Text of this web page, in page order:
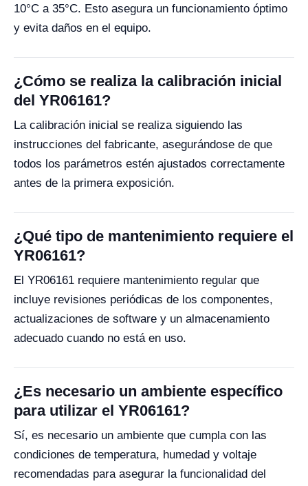
10°C a 35°C. Esto asegura un funcionamiento óptimo
y evita daños en el equipo.
¿Cómo se realiza la calibración inicial
del YR06161?
La calibración inicial se realiza siguiendo las
instrucciones del fabricante, asegurándose de que
todos los parámetros estén ajustados correctamente
antes de la primera exposición.
¿Qué tipo de mantenimiento requiere el
YR06161?
El YR06161 requiere mantenimiento regular que
incluye revisiones periódicas de los componentes,
actualizaciones de software y un almacenamiento
adecuado cuando no está en uso.
¿Es necesario un ambiente específico
para utilizar el YR06161?
Sí, es necesario un ambiente que cumpla con las
condiciones de temperatura, humedad y voltaje
recomendadas para asegurar la funcionalidad del